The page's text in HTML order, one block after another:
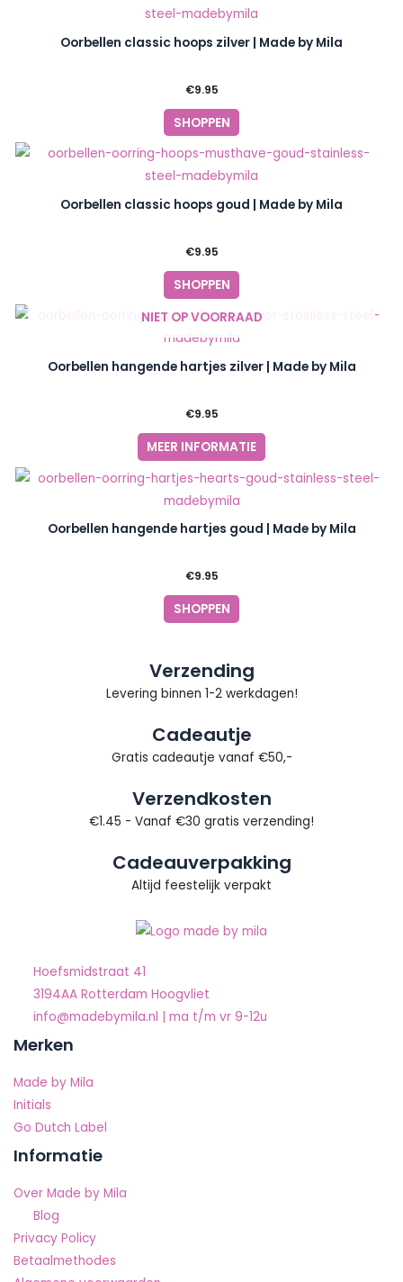
Oorbellen classic hoops zilver | Made by Mila
€9.95
SHOPPEN
Oorbellen classic hoops goud | Made by Mila
€9.95
SHOPPEN
NIET OP VOORRAAD
Oorbellen hangende hartjes zilver | Made by Mila
€9.95
MEER INFORMATIE
Oorbellen hangende hartjes goud | Made by Mila
€9.95
SHOPPEN
Verzending
Levering binnen 1-2 werkdagen!
Cadeautje
Gratis cadeautje vanaf €50,-
Verzendkosten
€1.45 - Vanaf €30 gratis verzending!
Cadeauverpakking
Altijd feestelijk verpakt
Hoefsmidstraat 41
3194AA Rotterdam Hoogvliet
info@madebymila.nl | ma t/m vr 9-12u
Merken
Made by Mila
Initials
Go Dutch Label
Informatie
Over Made by Mila
Blog
Privacy Policy
Betaalmethodes